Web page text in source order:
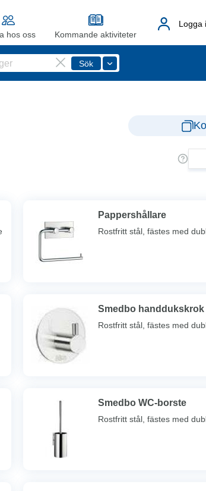
hos oss Kommande aktiviteter
Logga
Pappershållare
Rostfritt stål, fästes med
Smedbo handdukskrok
Rostfritt stål, fästes med
Smedbo WC-borste
Rostfritt stål, fästes med